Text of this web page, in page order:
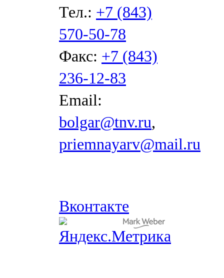
Тел.: +7 (843)
570-50-78
Факс: +7 (843)
236-12-83
Email:
bolgar@tnv.ru,
priemnayarv@mail.ru
Вконтакте